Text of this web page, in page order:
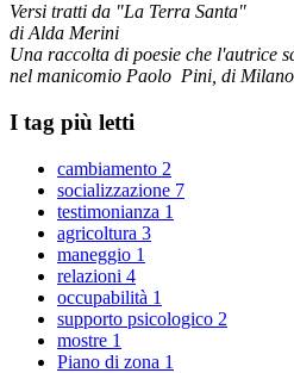
Versi tratti da "La Terra Santa"
di Alda Merini
Una raccolta di poesie che l'autrice
nel manicomio Paolo Pini, di
I tag più letti
cambiamento 2
socializzazione 7
testimonianza 1
agricoltura 3
maneggio 1
relazioni 4
occupabilità 1
supporto psicologico 2
mostre 1
Piano di zona 1